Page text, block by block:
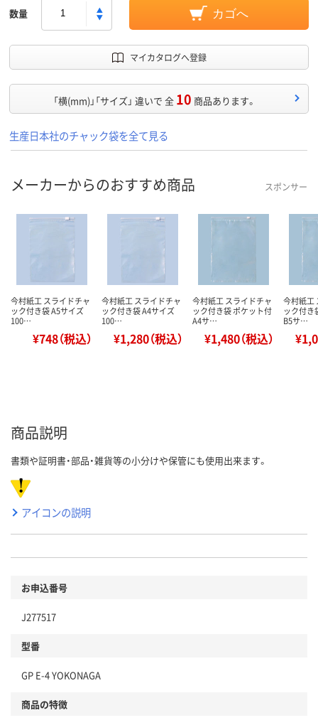
数量 カゴへ
マイカタログへ登録
「横(mm)」「サイズ」 違いで 全 10 商品あります。
生産日本社のチャック袋を全て見る
メーカーからのおすすめ商品 スポンサー
今村紙工 スライドチャ
ック付き袋 A5サイズ
100…
¥748（税込）
今村紙工 スライドチャ
ック付き袋 A4サイズ
100…
¥1,280（税込）
今村紙工 スライドチャ
ック付き袋 ポケット付
A4サ…
¥1,480（税込）
今村紙工
ック付き
B5サ…
商品説明
書類や証明書・部品・雑貨等の小分けや保管にも使用出来ます。
アイコンの説明
お申込番号
J277517
型番
GP E-4 YOKONAGA
商品の特徴